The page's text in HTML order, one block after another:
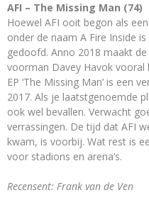
AFI – The Missing Man (74)
Hoewel AFI ooit begon als
onder de naam A Fire Inside
gedoofd. Anno 2018 maakt
voorman Davey Havok
EP ‘The Missing Man’ is een
2017. Als je laatstgenoemde
ook wel bevallen. Verwacht
verrassingen. De tijd dat AFI
kwam, is voorbij. Wat rest is
voor stadions en arena’s.
Recensent: Frank van de Ven